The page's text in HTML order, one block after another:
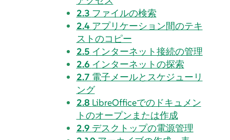
2.3 ファイルの検索
2.4 アプリケーション間のテキ
ストのコピー
2.5 インターネット接続の管理
2.6 インターネットの探索
2.7 電子メールとスケジューリ
ング
2.8 LibreOfficeでのドキュメン
トのオープンまたは作成
2.9 デスクトップの電源管理